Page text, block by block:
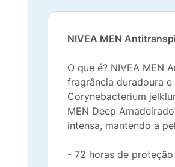
NIVEA MEN
O que é? NIVEA MEN
fragrância duradoura
Corynebacterium
MEN Deep
intensa, mantendo a
- 72 horas de proteção